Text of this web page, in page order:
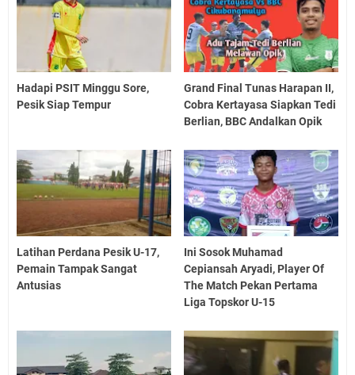
Hadapi PSIT Minggu Sore,
Pesik Siap Tempur
Grand Final Tunas Harapan II,
Cobra Kertayasa Siapkan Tedi
Berlian, BBC Andalkan Opik
Latihan Perdana Pesik U-17,
Pemain Tampak Sangat
Antusias
Ini Sosok Muhamad
Cepiansah Aryadi, Player Of
The Match Pekan Pertama
Liga Topskor U-15